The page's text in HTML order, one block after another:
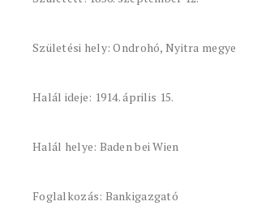
Születési hely: Ondrohó, Nyitra megye
Halál ideje: 1914. április 15.
Halál helye: Baden bei Wien
Foglalkozás: Bankigazgató